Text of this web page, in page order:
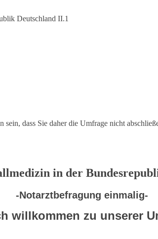
dass Sie daher die Umfrage nicht
in der
-Notarztbefragung einmalig-
willkommen zu unserer